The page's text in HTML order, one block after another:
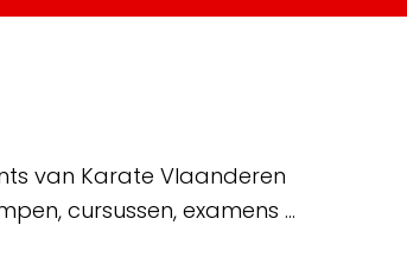
van Karate Vlaanderen
cursussen, examens …